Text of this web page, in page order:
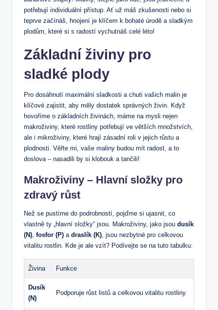
potřebují individuální přístup. Ať už máš zkušenosti nebo si
teprve začínáš, hnojení je klíčem k bohaté úrodě a sladkým
plodům, které si s radostí vychutnáš celé léto!
Základní živiny pro
sladké plody
Pro dosáhnutí maximální sladkosti a chuti vašich malin je
klíčové zajistit, aby měly dostatek správných živin. Když
hovoříme o základních živinách, máme na mysli nejen
makroživiny, které rostliny potřebují ve větších množstvích,
ale i mikroživiny, které hrají zásadní roli v jejich růstu a
plodnosti. Věřte mi, vaše maliny budou mít radost, a to
doslova – nasadili by si klobouk a tančili!
Makroživiny – Hlavní složky pro
zdravý růst
Než se pustíme do podrobností, pojďme si ujasnit, co
vlastně ty „hlavní složky“ jsou. Makroživiny, jako jsou dusík
(N), fosfor (P) a draslík (K), jsou nezbytné pro celkovou
vitalitu rostlin. Kde je ale vzít? Podívejte se na tuto tabulku:
Živina Funkce
Dusík
(N)
Podporuje růst listů a celkovou vitalitu rostliny.